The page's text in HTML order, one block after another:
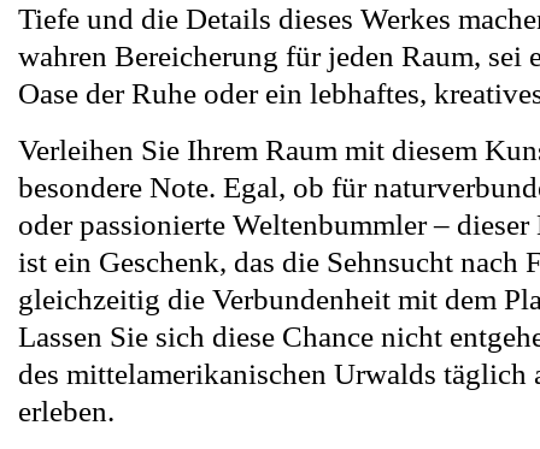
Tiefe und die Details dieses Werkes
wahren Bereicherung für jeden Raum, sei
Oase der Ruhe oder ein lebhaftes,
Verleihen Sie Ihrem Raum mit diesem
besondere Note. Egal, ob für
oder passionierte Weltenbummler –
ist ein Geschenk, das die Sehnsucht nach
gleichzeitig die Verbundenheit mit dem
Lassen Sie sich diese Chance nicht
des mittelamerikanischen Urwalds täglich
erleben.